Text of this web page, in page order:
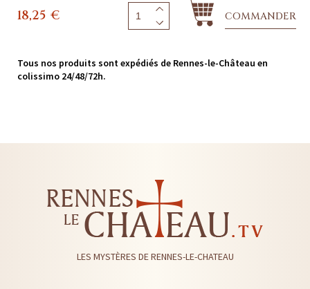
18,25 € COMMANDER
Tous nos produits sont expédiés de Rennes-le-Château en
colissimo 24/48/72h.
LES MYSTÈRES DE RENNES-LE-CHATEAU